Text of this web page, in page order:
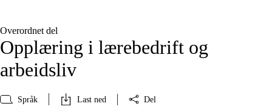
Overordnet del
Opplæring i lærebedrift og
arbeidsliv
Språk Last ned Del